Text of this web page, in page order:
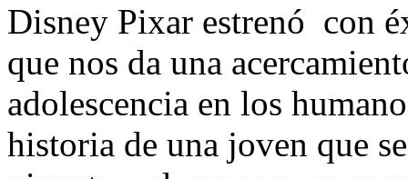
Disney Pixar estrenó con
que nos da una
adolescencia en los
historia de una joven que